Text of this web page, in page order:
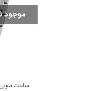
موجود